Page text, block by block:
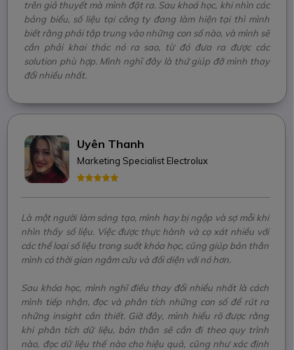
trên giả thuyết mà mình đặt ra. Sau khoá học, khi nhìn các
bảng biểu, số liệu tại công ty đang làm hiện tại thì mình
biết rằng phải tập trung vào những con số nào, và mình sẽ
cần phải khai thác nó ra sao, từ đó đưa ra được các
solution phù hợp. Mình nghĩ đây là thứ giúp đỡ mình thay
đổi nhiều nhất.
Là một người làm sáng tạo, mình hay bị ngộp và sợ mỗi khi
nhìn thấy số liệu. Việc được thực hành và cọ xát nhiều với
các thể loại số liệu trong suốt khóa học, cũng giúp bản thân
mình có thời gian ngâm cứu và đối diện với nó hơn.
Sau khóa học, mình nghĩ điều thay đổi nhiều nhất là cách
mình tiếp nhận, đọc và phân tích những con số để rút ra
những insight cần thiết. Giờ đây, mình hiểu rõ được rằng
khi phân tích dữ liệu, bản thân sẽ cần đi theo quy trình
nào, đọc dữ liệu thế nào cho hiệu quả, cũng như xác định
Uyên Thanh
Marketing Specialist Electrolux